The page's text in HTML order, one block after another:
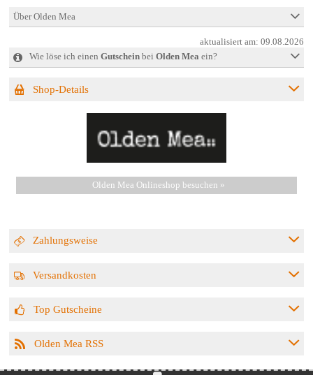
Über Olden Mea
aktualisiert am:09.08.2026
Wie löse ich einen Gutscheinbei Olden Mea ein?
Shop-Details
Olden Mea Onlineshop besuchen »
Zahlungsweise
Versandkosten
Top Gutscheine
Olden Mea RSS